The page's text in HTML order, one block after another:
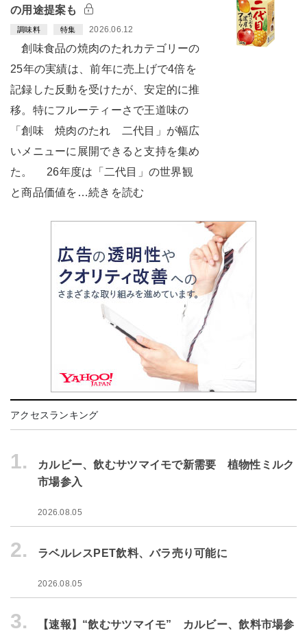
の用途提案も
調味料 特集 2026.06.12
創味食品の焼肉のたれカテゴリーの
25年の実績は、前年に売上げで4倍を
記録した反動を受けたが、安定的に推
移。特にフルーティーさで王道味の
「創味 焼肉のたれ 二代目」が幅広
いメニューに展開できると支持を集め
た。 26年度は「二代目」の世界観
と商品価値を…続きを読む
アクセスランキング
1.
カルビー、飲むサツマイモで新需要 植物性ミルク
市場参入
2026.08.05
2. ラベルレスPET飲料、バラ売り可能に
2026.08.05
3. 【速報】“飲むサツマイモ” カルビー、飲料市場参